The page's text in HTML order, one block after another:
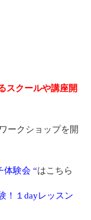
スクールや講座開
ークショップを開
体験会 “はこちら
！１dayレッスン